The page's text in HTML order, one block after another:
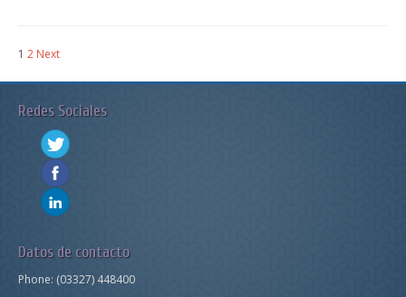
1 2 Next
Redes Sociales
Datos de contacto
Phone: (03327) 448400